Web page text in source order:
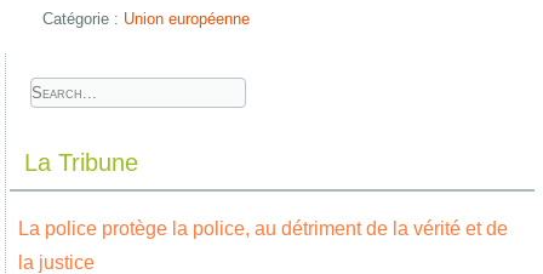
Catégorie : Union européenne
La Tribune
La police protège la police, au détriment de la vérité et de
la justice